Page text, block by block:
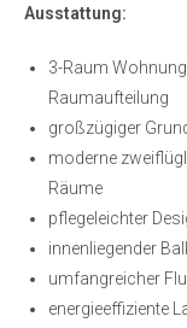
Ausstattung:
3-Raum
Raumaufteilung
großzügiger
moderne
Räume
pflegeleichter
innenliegender
umfangreicher
energieeffiziente